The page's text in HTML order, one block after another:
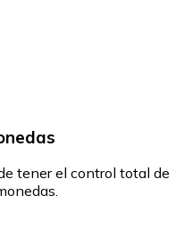
tener el control total de